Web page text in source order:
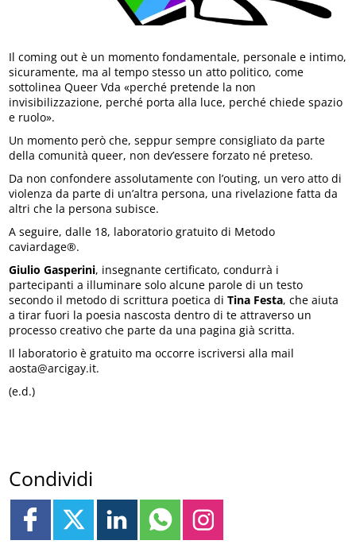
Il coming out è un momento fondamentale, personale e intimo,
sicuramente, ma al tempo stesso un atto politico, come
sottolinea Queer Vda «perché pretende la non
invisibilizzazione, perché porta alla luce, perché chiede spazio
e ruolo».
Un momento però che, seppur sempre consigliato da parte
della comunità queer, non dev’essere forzato né preteso.
Da non confondere assolutamente con l’outing, un vero atto di
violenza da parte di un’altra persona, una rivelazione fatta da
altri che la persona subisce.
A seguire, dalle 18, laboratorio gratuito di Metodo
caviardage®.
Giulio Gasperini, insegnante certificato, condurrà i
partecipanti a illuminare solo alcune parole di un testo
secondo il metodo di scrittura poetica di Tina Festa, che aiuta
a tirar fuori la poesia nascosta dentro di te attraverso un
processo creativo che parte da una pagina già scritta.
Il laboratorio è gratuito ma occorre iscriversi alla mail
aosta@arcigay.it.
(e.d.)
Condividi